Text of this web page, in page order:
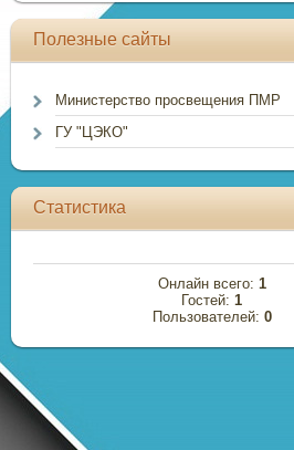
Полезные сайты
Министерство просвещения ПМР
ГУ "ЦЭКО"
Статистика
Онлайн всего: 1
Гостей:1
Пользователей: 0